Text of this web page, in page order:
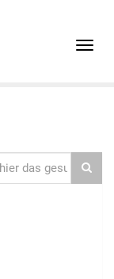
Toggle